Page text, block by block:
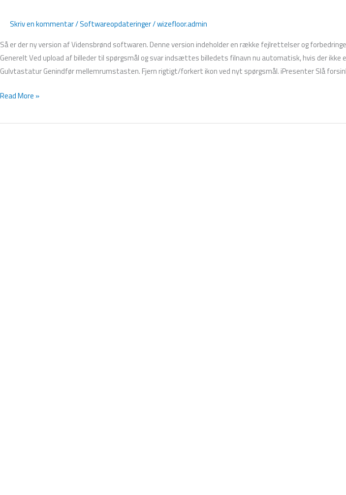
Skriv en kommentar/Softwareopdateringer/wizefloor.admin
Så er der ny version af Vidensbrønd softwaren. Denne version indeholder en række fejlrettelser og
Generelt Ved upload af billeder til spørgsmål og svar indsættes billedets filnavn nu automatisk, hvis der ikke
Gulvtastatur Genindfør mellemrumstasten. Fjern rigtigt/forkert ikon ved nyt spørgsmål. iPresenter Slå
Read More »